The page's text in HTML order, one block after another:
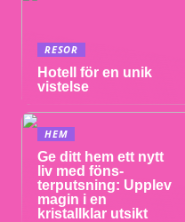
RESOR
Hotell för en unik
vistelse
HEM
Ge ditt hem ett nytt
liv med föns-
terputsning: Upplev
magin i en
kristallklar utsikt